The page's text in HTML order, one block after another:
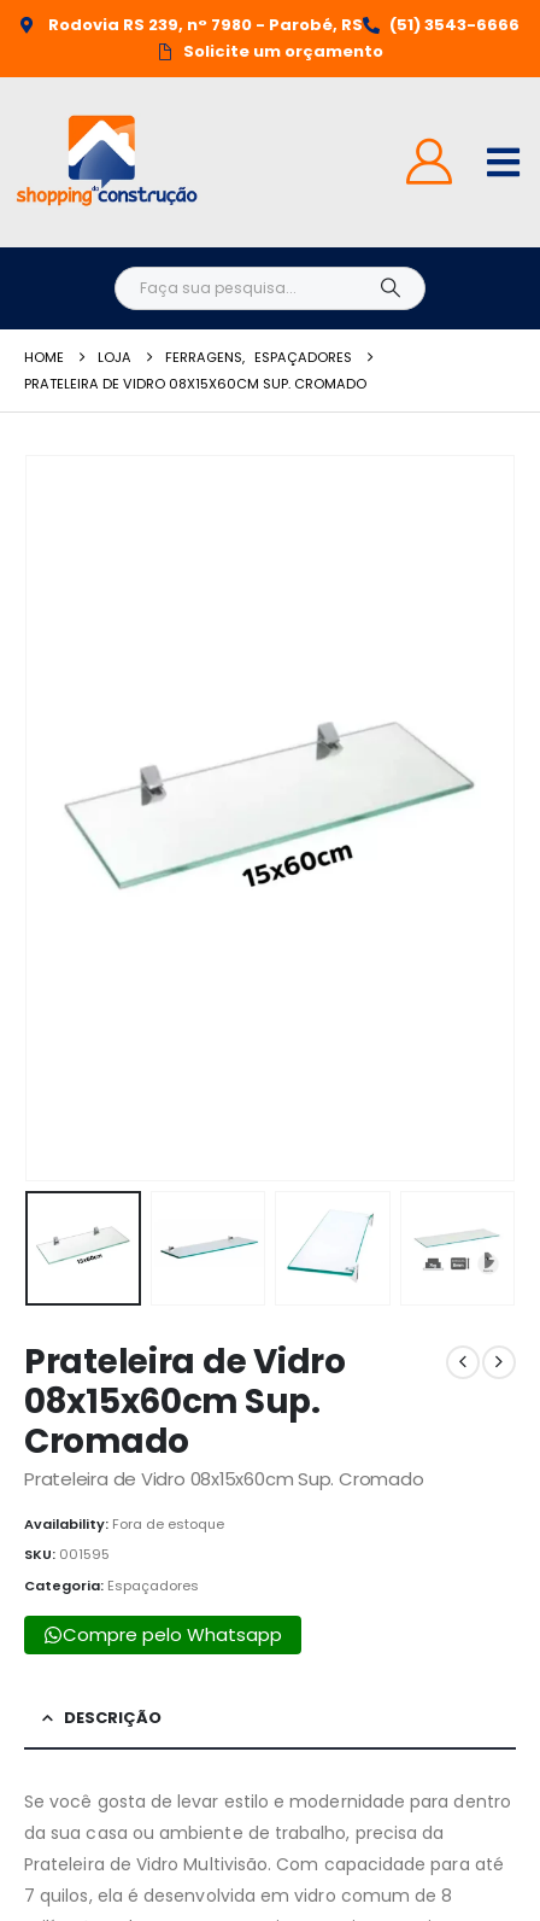
Rodovia RS 239, n° 7980 - Parobé, RS
(51) 3543-6666
Solicite um orçamento
HOME LOJA FERRAGENS, ESPAÇADORES
PRATELEIRA DE VIDRO 08X15X60CM SUP. CROMADO
Prateleira de Vidro
08x15x60cm Sup.
Cromado
Prateleira de Vidro 08x15x60cm Sup. Cromado
Availability: Fora de estoque
SKU: 001595
Categoria: Espaçadores
Compre pelo Whatsapp
DESCRIÇÃO
Se você gosta de levar estilo e modernidade para dentro
da sua casa ou ambiente de trabalho, precisa da
Prateleira de Vidro Multivisão. Com capacidade para até
7 quilos, ela é desenvolvida em vidro comum de 8